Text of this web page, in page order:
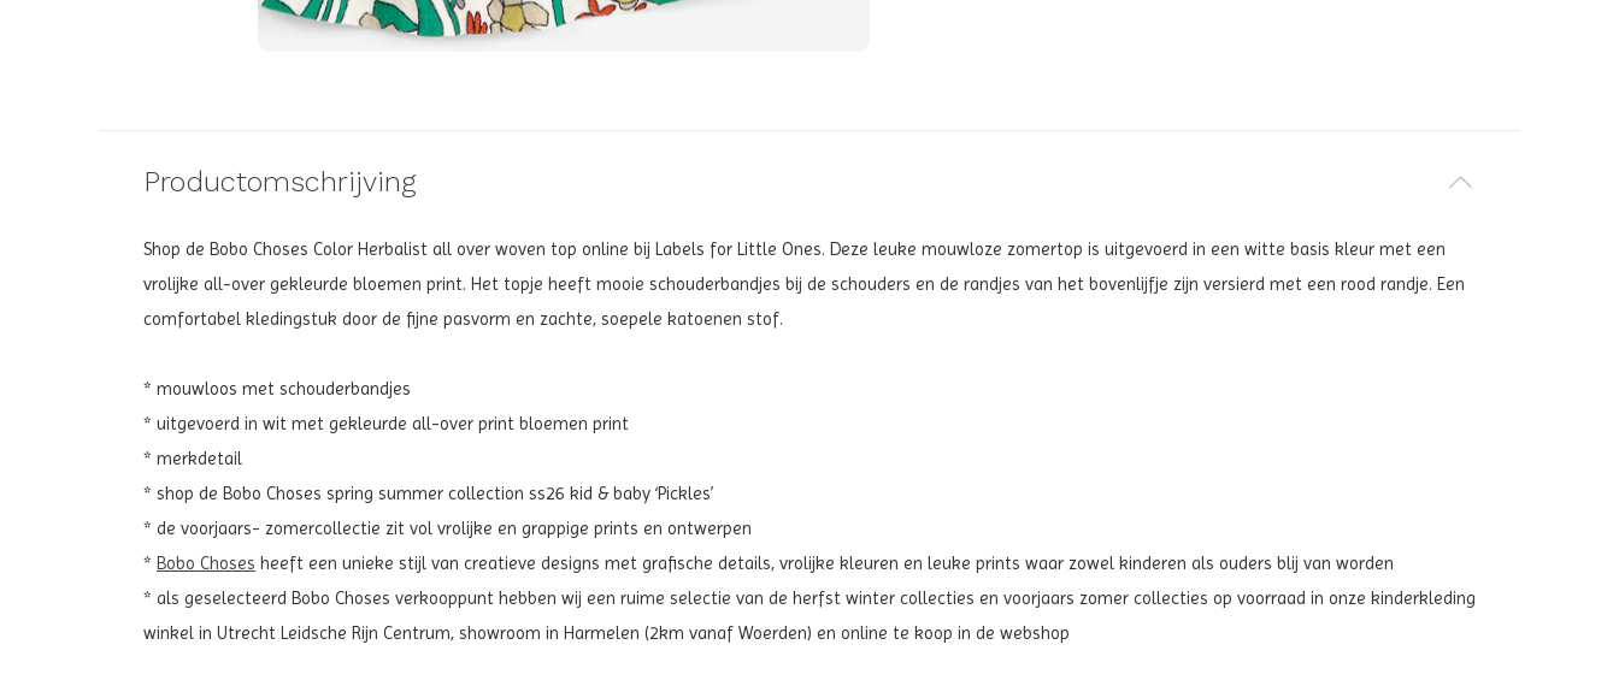
Productomschrijving
Shop de Bobo Choses Color Herbalist all over woven top online bij Labels for Little Ones. Deze leuke mouwloze zomertop is uitgevoerd in een witte basis kleur met een
vrolijke all-over gekleurde bloemen print. Het topje heeft mooie schouderbandjes bij de schouders en de randjes van het bovenlijfje zijn versierd met een rood randje. Een
comfortabel kledingstuk door de fijne pasvorm en zachte, soepele katoenen stof.
* mouwloos met schouderbandjes
* uitgevoerd in wit met gekleurde all-over print bloemen print
* merkdetail
* shop de Bobo Choses spring summer collection ss26 kid & baby ‘Pickles’
* de voorjaars- zomercollectie zit vol vrolijke en grappige prints en ontwerpen
* Bobo Choses heeft een unieke stijl van creatieve designs met grafische details, vrolijke kleuren en leuke prints waar zowel kinderen als ouders blij van worden
* als geselecteerd Bobo Choses verkooppunt hebben wij een ruime selectie van de herfst winter collecties en voorjaars zomer collecties op voorraad in onze kinderkleding
winkel in Utrecht Leidsche Rijn Centrum, showroom in Harmelen (2km vanaf Woerden) en online te koop in de webshop